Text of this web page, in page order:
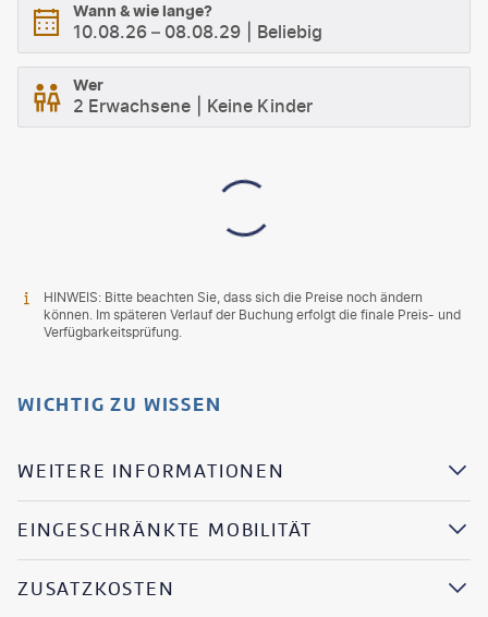
Wann & wie lange?
10.08.26 – 08.08.29 Beliebig
Wer
2 Erwachsene Keine Kinder
HINWEIS: Bitte beachten Sie, dass sich die Preise noch ändern
können. Im späteren Verlauf der Buchung erfolgt die finale Preis- und
Verfügbarkeitsprüfung.
WICHTIG ZU WISSEN
WEITERE INFORMATIONEN
EINGESCHRÄNKTE MOBILITÄT
ZUSATZKOSTEN